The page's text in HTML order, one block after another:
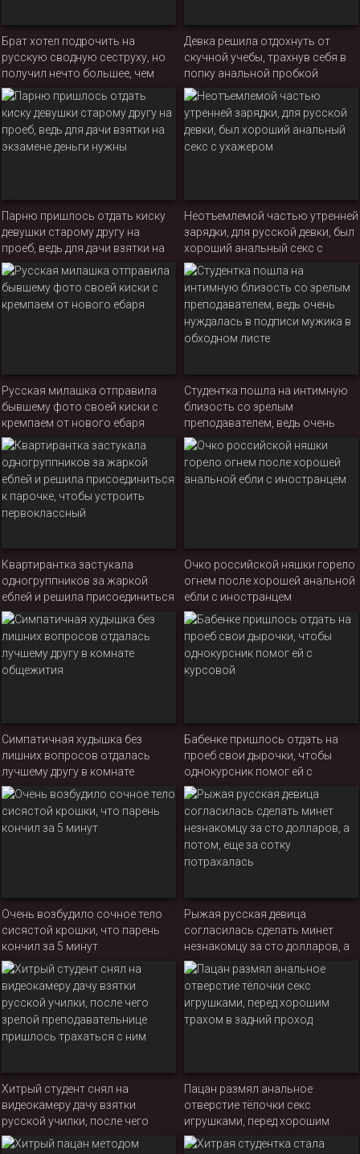
Брат хотел подрочить на
русскую сводную сеструху, но
получил нечто большее, чем
обычная мастурбация
Девка решила отдохнуть от
скучной учебы, трахнув себя в
попку анальной пробкой
Парню пришлось отдать киску
девушки старому другу на
проеб, ведь для дачи взятки на
экзамене деньги нужны
Неотъемлемой частью утренней
зарядки, для русской девки, был
хороший анальный секс с
ухажером
Русская милашка отправила
бывшему фото своей киски с
кремпаем от нового ебаря
Студентка пошла на интимную
близость со зрелым
преподавателем, ведь очень
нуждалась в подписи мужика в
обходном листе
Квартирантка застукала
одногруппников за жаркой
еблей и решила присоединиться
к парочке, чтобы устроить
Очко российской няшки горело
огнем после хорошей анальной
ебли с иностранцем
Симпатичная худышка без
лишних вопросов отдалась
лучшему другу в комнате
общежития
Бабенке пришлось отдать на
проеб свои дырочки, чтобы
однокурсник помог ей с
курсовой
Очень возбудило сочное тело
сисястой крошки, что парень
кончил за 5 минут
Рыжая русская девица
согласилась сделать минет
незнакомцу за сто долларов, а
потом, еще за сотку
потрахалась
Хитрый студент снял на
видеокамеру дачу взятки
русской училки, после чего
зрелой преподавательнице
Пацан размял анальное
отверстие тёлочки секс
игрушками, перед хорошим
трахом в задний проход